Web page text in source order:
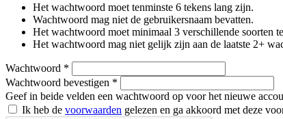
Het wachtwoord moet tenminste 6 tekens lang zijn.
Wachtwoord mag niet de gebruikersnaam bevatten.
Het wachtwoord moet minimaal 3 verschillende soorten
Het wachtwoord mag niet gelijk zijn aan de laatste 2+
Wachtwoord *
Wachtwoord bevestigen *
Geef in beide velden een wachtwoord op voor het nieuwe
Ik heb de voorwaarden gelezen en ga akkoord met deze